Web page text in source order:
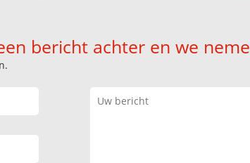
bericht achter en we